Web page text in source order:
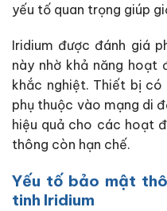
yếu tố quan trọng giúp
Iridium được đánh giá
này nhờ khả năng hoạt
khắc nghiệt. Thiết bị có
phụ thuộc vào mạng di
hiệu quả cho các hoạt
thông còn hạn chế.
Yếu tố bảo mật
tinh Iridium